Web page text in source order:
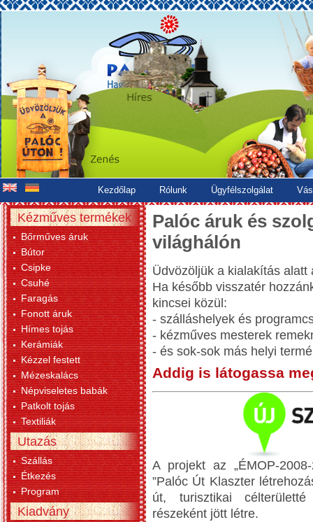
Kezdőlap Rólunk Ügyfélszolgálat
Kézműves termékek
Bőrműves áruk
Bútor
Csipke
Csuhé
Faragás
Fonott áruk
Hímes tojás
Kerámiák
Kézzel festett
Mézeskalács
Népviseletes babák
Patkolt tojás
Textiliák
Utazás
Szállás
Étkezés
Program
Kiadvány
Palóc áruk és
világhálón
Üdvözöljük a kialakítás alatt
Ha később visszatér
kincsei közül:
- szálláshelyek és
- kézműves mesterek
- és sok-sok más helyi
Addig is látogassa
A projekt az „ÉMOP-
”Palóc Út Klaszter
út, turisztikai
részeként jött létre.